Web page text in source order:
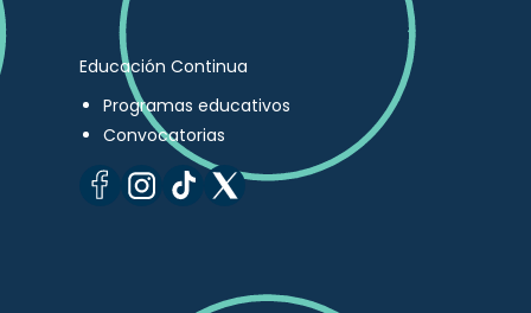
Educación Continua
Programas educativos
Convocatorias